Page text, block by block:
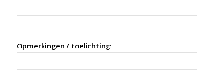
Opmerkingen / toelichting: